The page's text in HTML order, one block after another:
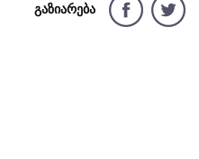
გაზიარება